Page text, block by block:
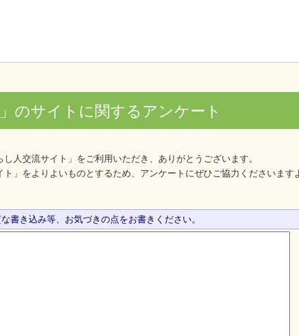
のサイトに関するアンケート
人交流サイト」をご利用いただき、ありがとうございます。
ト」をよりよいものとするため、アンケートにぜひご協力くださいます
書き込み等、お気づきの点をお書きください。